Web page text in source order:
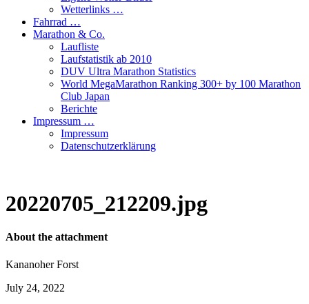
Wetterlinks …
Fahrrad …
Marathon & Co.
Laufliste
Laufstatistik ab 2010
DUV Ultra Marathon Statistics
World MegaMarathon Ranking 300+ by 100 Marathon
Club Japan
Berichte
Impressum …
Impressum
Datenschutzerklärung
20220705_212209.jpg
About the attachment
Kananoher Forst
July 24, 2022